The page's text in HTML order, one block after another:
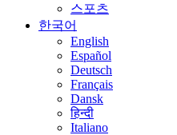
스포츠
한국어
English
Español
Deutsch
Français
Dansk
हिन्दी
Italiano